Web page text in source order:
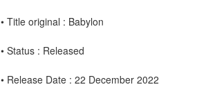
• Title original : Babylon
• Status : Released
• Release Date : 22 December 2022